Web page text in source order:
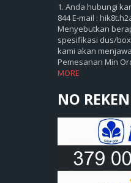
1. Anda hubungi
844 E-mail :
Menyebutkan
spesifikasi dus/
kami akan
Pemesanan Min
MORE
NO